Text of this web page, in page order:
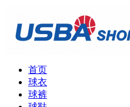
首页
球衣
球裤